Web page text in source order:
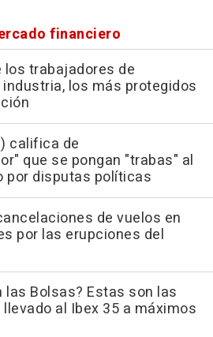
financiero
trabajadores de
los más protegidos
califica de
que se pongan "trabas" al
por disputas políticas
de vuelos en
por las erupciones del
las Bolsas? Estas son las
al Ibex 35 a máximos